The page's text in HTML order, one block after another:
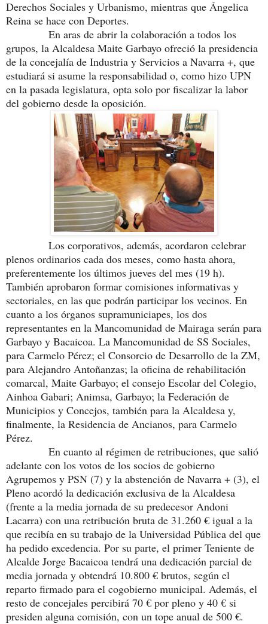
Derechos Sociales y Urbanismo, mientras que Ángelica
Reina se hace con Deportes.
En aras de abrir la colaboración a todos los
grupos, la Alcaldesa Maite Garbayo ofreció la presidencia
de la concejalía de Industria y Servicios a Navarra +, que
estudiará si asume la responsabilidad o, como hizo UPN
en la pasada legislatura, opta solo por fiscalizar la labor
del gobierno desde la oposición.
Los corporativos, además, acordaron celebrar
plenos ordinarios cada dos meses, como hasta ahora,
preferentemente los últimos jueves del mes (19 h).
También aprobaron formar comisiones informativas y
sectoriales, en las que podrán participar los vecinos. En
cuanto a los órganos supramuniciapes, los dos
representantes en la Mancomunidad de Mairaga serán para
Garbayo y Bacaicoa. La Mancomunidad de SS Sociales,
para Carmelo Pérez; el Consorcio de Desarrollo de la ZM,
para Alejandro Antoñanzas; la oficina de rehabilitación
comarcal, Maite Garbayo; el consejo Escolar del Colegio,
Ainhoa Gabari; Animsa, Garbayo; la Federación de
Municipios y Concejos, también para la Alcaldesa y,
finalmente, la Residencia de Ancianos, para Carmelo
Pérez.
En cuanto al régimen de retribuciones, que salió
adelante con los votos de los socios de gobierno
Agrupemos y PSN (7) y la abstención de Navarra + (3), el
Pleno acordó la dedicación exclusiva de la Alcaldesa
(frente a la media jornada de su predecesor Andoni
Lacarra) con una retribución bruta de 31.260 € igual a la
que recibía en su trabajo de la Universidad Pública del que
ha pedido excedencia. Por su parte, el primer Teniente de
Alcalde Jorge Bacaicoa tendrá una dedicación parcial de
media jornada y obtendrá 10.800 € brutos, según el
reparto firmado para el cogobierno municipal. Además, el
resto de concejales percibirá 70 € por pleno y 40 € si
presiden alguna comisión, con un tope anual de 500 €.